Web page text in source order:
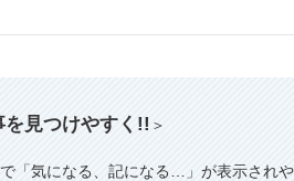
見つけやすく!! ＞
「気になる、記になる…」が表示されや